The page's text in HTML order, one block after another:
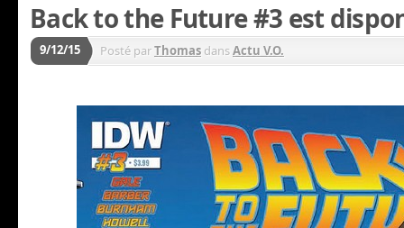
Back to the Future #3 est
9/12/15 Posté parThomas dansActu V.O.